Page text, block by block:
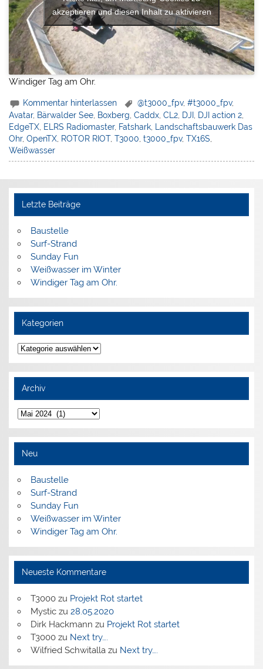
akzeptieren und diesen Inhalt zu aktivieren
Windiger Tag am Ohr.
Kommentar hinterlassen @t3000_fpv,#t3000_fpv,
Avatar, Bärwalder See Boxberg ,Caddx ,CL2 DJI DJI action 2
EdgeTX ELRS Radiomaster, Fatshark
Landschaftsbauwerk Das
Ohr,OpenTX ROTOR RIOT,T3000 ,t3000_fpv,TX16S
Weißwasser
Letzte Beiträge
Baustelle
Surf-Strand
Sunday Fun
Weißwasser im Winter
Windiger Tag am Ohr.
Kategorien
Kategorien
Archiv
Archiv
Neu
Baustelle
Surf-Strand
Sunday Fun
Weißwasser im Winter
Windiger Tag am Ohr.
Neueste Kommentare
T3000zu Projekt Rot startet
Mysticzu 28.05.2020
Dirk Hackmann zu Projekt Rot startet
T3000zu Next try….
Wilfried Schwitallazu Next try….